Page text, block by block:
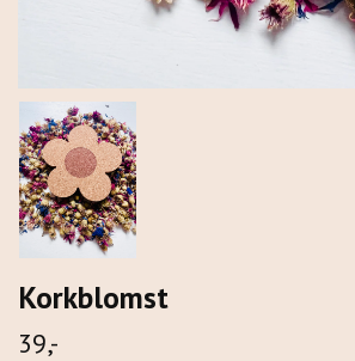
Korkblomst
39,-